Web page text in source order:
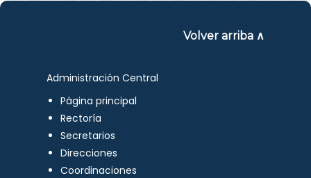
Volver arriba ∧
Administración Central
Página principal
Rectoría
Secretarios
Direcciones
Coordinaciones